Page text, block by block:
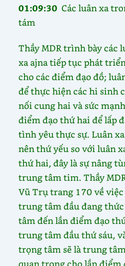
01:09:30Các luân xa
tám
Thầy MDR trình bày các
xa ajna tiếp tục phát
cho các điểm đạo đồ;
để thực hiện các hi sinh
nối cung hai và sức
điểm đạo thứ hai để lấp
tình yêu thực sự. Luân
nên thứ yếu so với luân
thứ hai, đây là sự nâng
trung tâm tim. Thầy
Vũ Trụ trang 170 về
trung tâm đầu đang
tâm đến lần điểm đạo
trung tâm đầu thứ sáu,
trọng tâm sẽ là trung
quan trọng cho lần điểm